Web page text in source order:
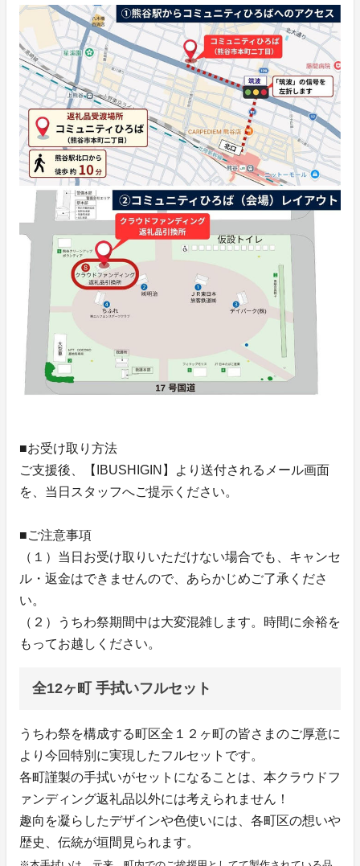
■お受け取り方法
ご支援後、【IBUSHIGIN】より送付されるメール画面
を、当日スタッフへご提示ください。
■ご注意事項
（１）当日お受け取りいただけない場合でも、キャンセ
ル・返金はできませんので、あらかじめご了承くださ
い。
（２）うちわ祭期間中は大変混雑します。時間に余裕を
もってお越しください。
全12ヶ町 手拭いフルセット
うちわ祭を構成する町区全１２ヶ町の皆さまのご厚意に
より今回特別に実現したフルセットです。
各町謹製の手拭いがセットになることは、本クラウドフ
ァンディング返礼品以外には考えられません！
趣向を凝らしたデザインや色使いには、各町区の想いや
歴史、伝統が垣間見られます。